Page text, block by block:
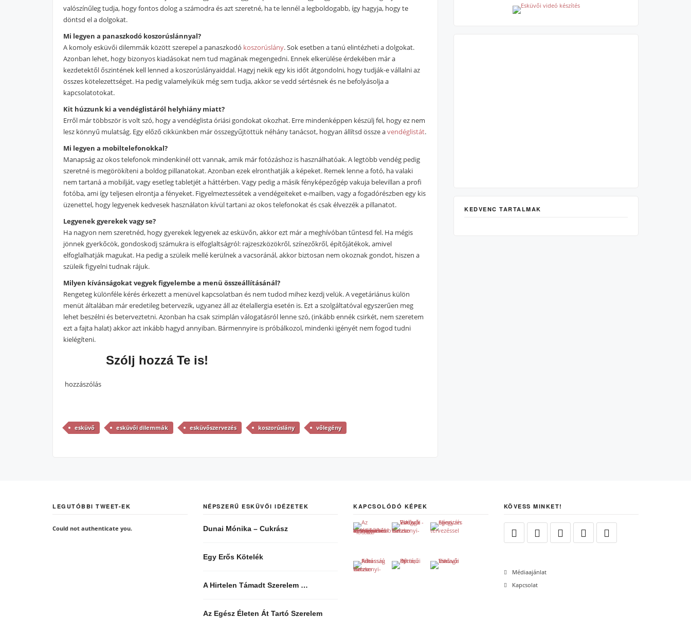
valószínűleg tudja, hogy fontos dolog a számodra és azt szeretné, ha te lennél a legboldogabb, így hagyja, hogy te
döntsd el a dolgokat.
Mi legyen a panaszkodó koszorúslánnyal?
A komoly esküvői dilemmák között szerepel a panaszkodó koszorúslány. Sok esetben a tanú elintézheti a dolgokat.
Azonban lehet, hogy bizonyos kiadásokat nem tud magának megengedni. Ennek elkerülése érdekében már a
kezdetektől őszintének kell lenned a koszorúslányaiddal. Hagyj nekik egy kis időt átgondolni, hogy tudják-e vállalni az
összes kötelezettséget. Ha pedig valamelyikük még sem tudja, akkor se vedd sértésnek és ne befolyásolja a
kapcsolatotokat.
Kit húzzunk ki a vendéglistáról helyhiány miatt?
Erről már többször is volt szó, hogy a vendéglista óriási gondokat okozhat. Erre mindenképpen készülj fel, hogy ez nem
lesz könnyű mulatság. Egy előző cikkünkben már összegyűjtöttük néhány tanácsot, hogyan állítsd össze avendéglistát.
Mi legyen a mobiltelefonokkal?
Manapság az okos telefonok mindenkinél ott vannak, amik már fotózáshoz is használhatóak. A legtöbb vendég pedig
szeretné is megörökíteni a boldog pillanatokat. Azonban ezek elronthatják a képeket. Remek lenne a fotó, ha valaki
nem tartaná a mobilját, vagy esetleg tabletjét a háttérben. Vagy pedig a másik fényképezőgép vakuja belevillan a profi
fotóba, ami így teljesen elrontja a fényeket. Figyelmeztessétek a vendégeiteket e-mailben, vagy a fogadórészben egy kis
üzenettel, hogy legyenek kedvesek használaton kívül tartani az okos telefonokat és csak élvezzék a pillanatot.
Legyenek gyerekek vagy se?
Ha nagyon nem szeretnéd, hogy gyerekek legyenek az esküvőn, akkor ezt már a meghívóban tűntesd fel. Ha mégis
jönnek gyerkőcök, gondoskodj számukra is elfoglaltságról: rajzeszközökről, színezőkről, építőjátékok, amivel
elfoglalhatják magukat. Ha pedig a szüleik mellé kerülnek a vacsoránál, akkor biztosan nem okoznak gondot, hiszen a
szüleik figyelni tudnak rájuk.
Milyen kívánságokat vegyek figyelembe a menü összeállításánál?
Rengeteg különféle kérés érkezett a menüvel kapcsolatban és nem tudod mihez kezdj velük. A vegetáriánus külön
menüt általában már eredetileg betervezik, ugyanez áll az ételallergia esetén is. Ezt a szolgáltatóval egyszerűen meg
lehet beszélni és beterveztetni. Azonban ha csak szimplán válogatásról lenne szó, (inkább ennék csirkét, nem szeretem
ezt a fajta halat) akkor azt inkább hagyd annyiban. Bármennyire is próbálkozol, mindenki igényét nem fogod tudni
kielégíteni.
Szólj hozzá Te is!
hozzászólás
esküvő esküvői dilemmák esküvőszervezés koszorúslány vőlegény
KEDVENC TARTALMAK
LEGUTÓBBI TWEET-EK
Could not authenticate you.
NÉPSZERŰ ESKÜVŐI IDÉZETEK
Dunai Mónika – Cukrász
Egy Erős Kötelék
A Hirtelen Támadt Szerelem …
Az Egész Életen Át Tartó Szerelem
KAPCSOLÓDÓ KÉPEK KÖVESS MINKET!
Médiaajánlat
Kapcsolat